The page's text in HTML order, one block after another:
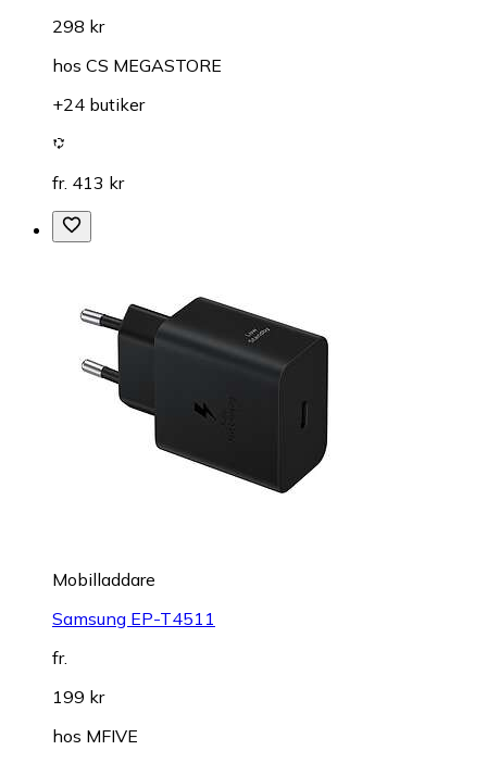
298 kr
hos CS MEGASTORE
+24 butiker
fr. 413 kr
Mobilladdare
Samsung EP-T4511
fr.
199 kr
hos MFIVE